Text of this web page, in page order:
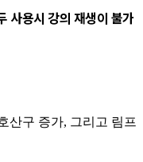
사용시 강의 재생이 불가
산구 증가, 그리고 림프